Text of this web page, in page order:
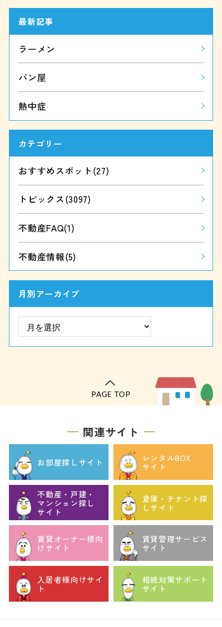
最新記事
ラーメン
パン屋
熱中症
カテゴリー
おすすめスポット (27)
トピックス(3097)
不動産FAQ(1)
不動産情報(5)
月別アーカイブ
PAGE TOP
関連サイト
お部屋探しサイト
レンタルBOX
サイト
不動産・戸建・
マンション探し
サイト
倉庫・テナント探
しサイト
賃貸オーナー様向
けサイト
賃貸管理サービス
サイト
入居者様向けサイ
ト
相続対策サポート
サイト